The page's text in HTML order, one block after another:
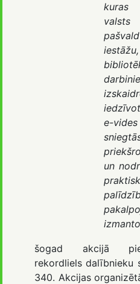
e-vides
un
šogad akcijā
rekordliels dalībnieku
340. Akcijas